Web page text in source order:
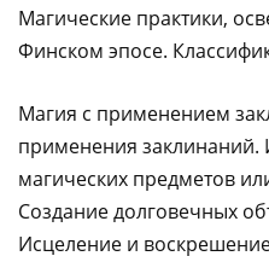
Магические практики,
Финском эпосе.
Магия с применением
применения заклинаний.
магических предметов
Создание долговечных
Исцеление и